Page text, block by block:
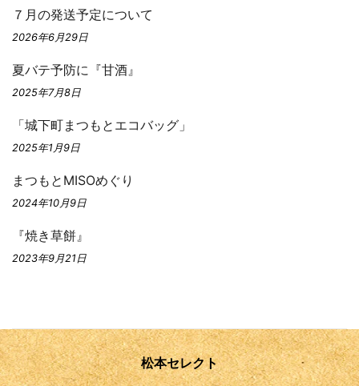
７月の発送予定について
2026年6月29日
夏バテ予防に『甘酒』
2025年7月8日
「城下町まつもとエコバッグ」
2025年1月9日
まつもとMISOめぐり
2024年10月9日
『焼き草餅』
2023年9月21日
松本セレクト